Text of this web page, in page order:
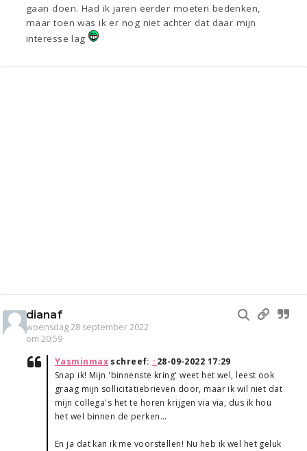
gaan doen. Had ik jaren eerder moeten bedenken,
maar toen was ik er nog niet achter dat daar mijn
interesse lag
dianaf
woensdag 28 september 2022
om 20:59
Yasminmaxschreef: ↑28-09-2022 17:29
Snap ik! Mijn 'binnenste kring' weet het wel, leest ook
graag mijn sollicitatiebrieven door, maar ik wil niet dat
mijn collega's het te horen krijgen via via, dus ik hou
het wel binnen de perken...
En ja dat kan ik me voorstellen! Nu heb ik wel het geluk